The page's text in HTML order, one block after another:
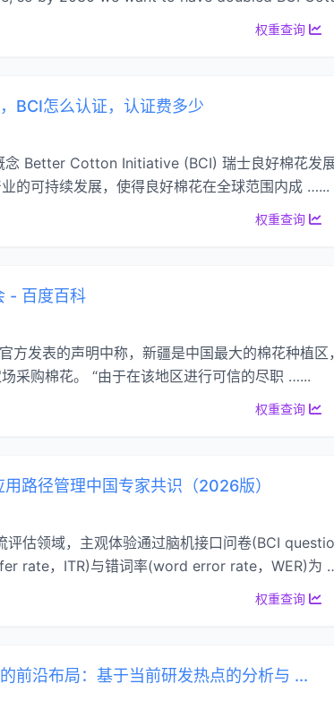
权重查询
BCI怎么认证，认证费多少
Better Cotton Initiative (BCI) 瑞士良好棉花发
的可持续发展，使得良好棉花在全球范围内成 …...
权重查询
- 百度百科
方发表的声明中称，新疆是中国最大的棉花种植
采购棉花。 “由于在该地区进行可信的尽职 …...
权重查询
路径管理中国专家共识（2026版）
估领域，主观体验通过脑机接口问卷(BCI
rate，ITR)与错词率(word error rate，WER)为
权重查询
前沿布局：基于当前研发热点的分析与 ...